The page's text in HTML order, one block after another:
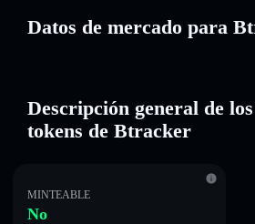
Datos de mercado para
Descripción general de
tokens de Btracker
MINTEABLE
No